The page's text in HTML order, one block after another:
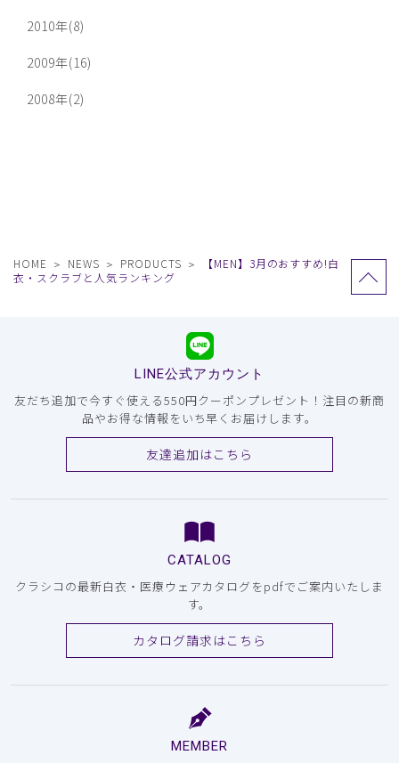
2010年(8)
2009年(16)
2008年(2)
HOME NEWS PRODUCTS
【MEN】3月のおすすめ!白
衣・スクラブと人気ランキング
LINE公式アカウント
友だち追加で今すぐ使える550円クーポンプレゼント！注目の新商
品やお得な情報をいち早くお届けします。
友達追加はこちら
CATALOG
クラシコの最新白衣・医療ウェアカタログをpdfでご案内いたしま
す。
カタログ請求はこちら
MEMBER